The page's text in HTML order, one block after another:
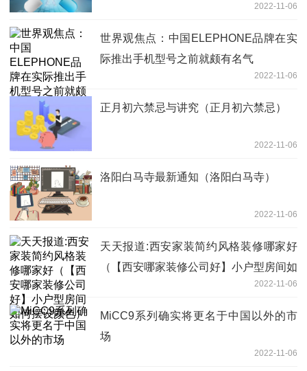
2022-11-06
世界观焦点：中国ELEPHONE品牌在实
际推出手机型号之前就颇有名气
2022-11-06
正月初六禁忌与讲究（正月初六禁忌）
2022-11-06
洛阳白马寺最新通知（洛阳白马寺）
2022-11-06
天天报道:西安家装简约风格装修哪家好
（【西安哪家装修公司好】小户型房间如
2022-11-06
MiCC9系列确实将更名于中国以外的市
场
2022-11-06